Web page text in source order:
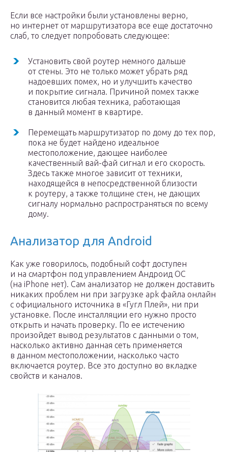
Если все настройки были установлены верно,
но интернет от маршрутизатора все еще достаточно
слаб, то следует попробовать следующее:
Установить свой роутер немного дальше
от стены. Это не только может убрать ряд
надоевших помех, но и улучшить качество
и покрытие сигнала. Причиной помех также
становится любая техника, работающая
в данный момент в квартире.
Перемещать маршрутизатор по дому до тех пор,
пока не будет найдено идеальное
местоположение, дающее наиболее
качественный вай-фай сигнал и его скорость.
Здесь также многое зависит от техники,
находящейся в непосредственной близости
к роутеру, а также толщине стен, не дающих
сигналу нормально распространяться по всему
дому.
Анализатор для Android
Как уже говорилось, подобный софт доступен
и на смартфон под управлением Андроид ОС
(на iPhone нет). Сам анализатор не должен доставить
никаких проблем ни при загрузке apk файла онлайн
с официального источника в «Гугл Плей», ни при
установке. После инсталляции его нужно просто
открыть и начать проверку. По ее истечению
произойдет вывод результатов с данными о том,
насколько активно данная сеть применяется
в данном местоположении, насколько часто
включается роутер. Все это доступно во вкладке
свойств и каналов.